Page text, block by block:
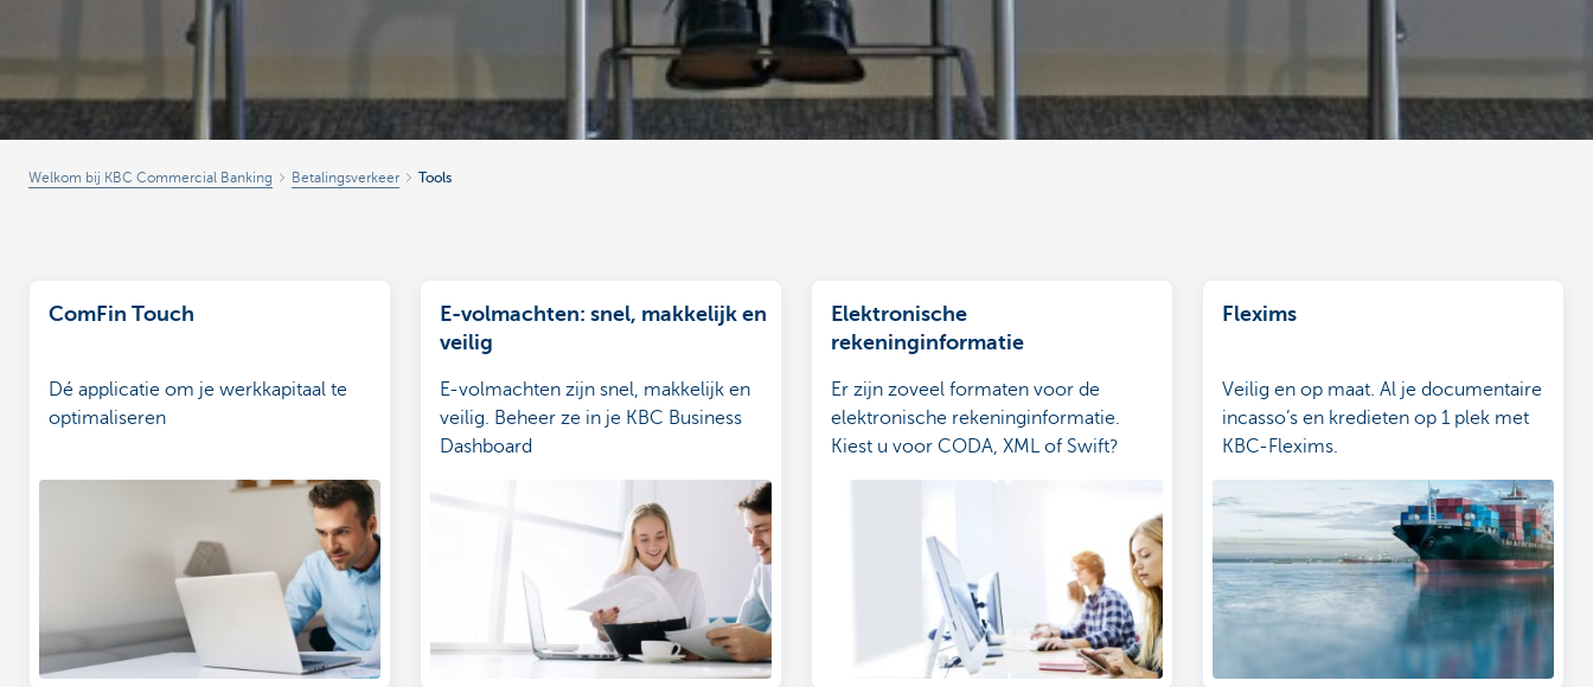
Welkom bij KBC Commercial Banking Betalingsverkeer Tools
ComFin Touch
Dé applicatie om je werkkapitaal te
optimaliseren
E-volmachten: snel, makkelijk en
veilig
E-volmachten zijn snel, makkelijk en
veilig. Beheer ze in je KBC Business
Dashboard
Elektronische
rekeninginformatie
Er zijn zoveel formaten voor de
elektronische rekeninginformatie.
Kiest u voor CODA, XML of Swift?
Flexims
Veilig en op maat. Al je documentaire
incasso’s en kredieten op 1 plek met
KBC-Flexims.